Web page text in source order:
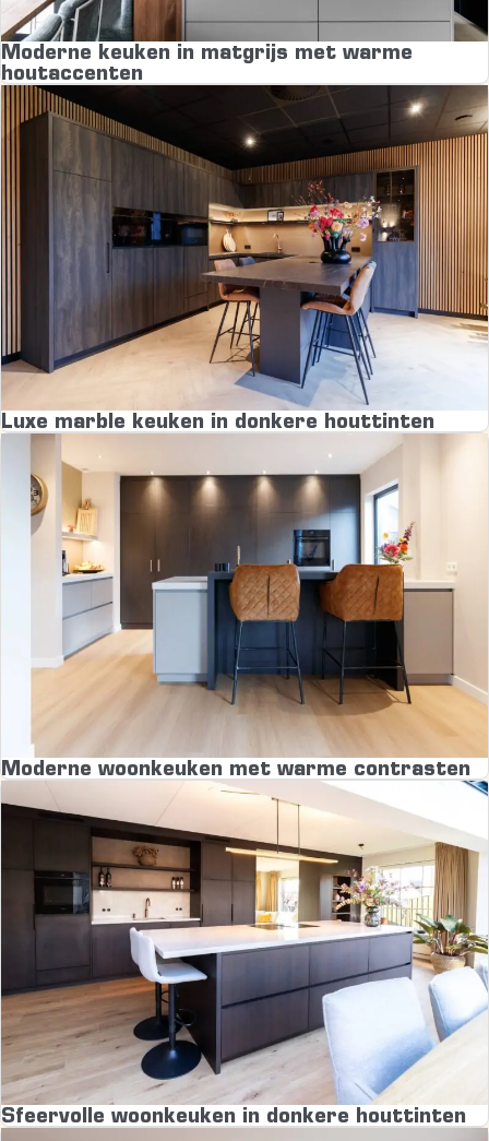
Moderne keuken in matgrijs met warme
houtaccenten
Luxe marble keuken in donkere houttinten
Moderne woonkeuken met warme contrasten
Sfeervolle woonkeuken in donkere houttinten